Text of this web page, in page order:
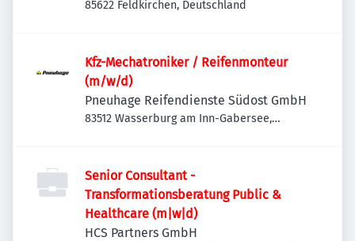
85622 Feldkirchen, Deutschland
Kfz-Mechatroniker / Reifenmonteur
(m/w/d)
Pneuhage Reifendienste Südost GmbH
83512 Wasserburg am Inn-Gabersee,
Senior Consultant -
Transformationsberatung Public &
Healthcare (m|w|d)
HCS Partners GmbH